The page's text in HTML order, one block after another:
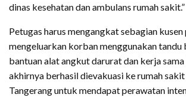
dinas kesehatan dan ambulans rumah sakit.”
Petugas harus mengangkat sebagian
mengeluarkan korban menggunakan tandu
bantuan alat angkut darurat dan kerja
akhirnya berhasil dievakuasi ke rumah
Tangerang untuk mendapat perawatan